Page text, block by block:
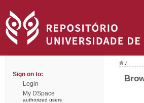
Sign on to:
Login
My DSpace
authorized users
/